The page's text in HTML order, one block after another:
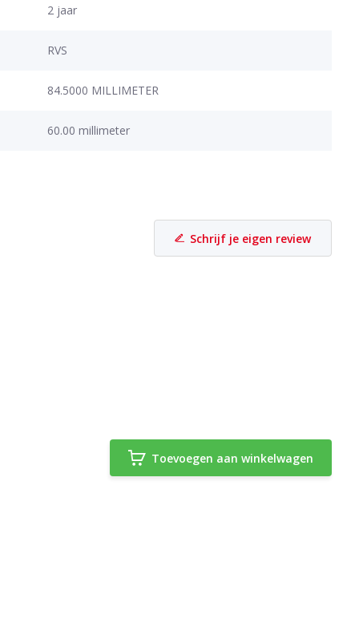
2 jaar
RVS
84.5000 MILLIMETER
60.00 millimeter
Schrijf je eigen review
Toevoegen aan winkelwagen